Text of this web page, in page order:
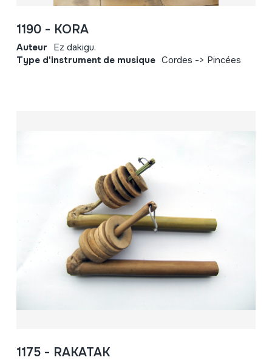
1190 - KORA
Auteur Ez dakigu.
Type d'instrument de musique Cordes -> Pincées
1175 - RAKATAK